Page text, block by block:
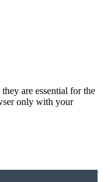
are essential for the
only with your